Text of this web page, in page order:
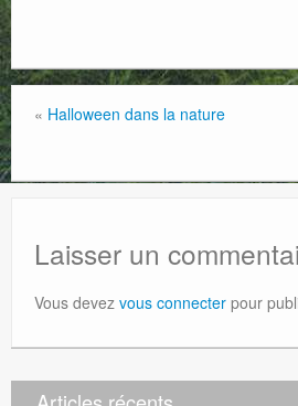
« Halloween dans la nature
Laisser un
Vous devez vous connecter pour